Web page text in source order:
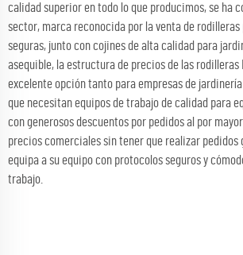
calidad superior en todo lo que producimos, se ha
sector, marca reconocida por la venta de rodilleras
seguras, junto con cojines de alta calidad para
asequible, la estructura de precios de las rodilleras
excelente opción tanto para empresas de
que necesitan equipos de trabajo de calidad para
con generosos descuentos por pedidos al por
precios comerciales sin tener que realizar pedidos
equipa a su equipo con protocolos seguros y
trabajo.